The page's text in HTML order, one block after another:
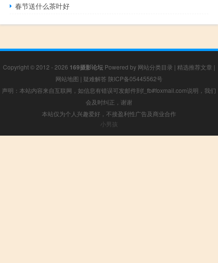
春节送什么茶叶好
Copyright © 2012 - 2026 169摄影论坛 Powered by 网站分类目录 | 精选推荐文章 |
网站地图 | 疑难解答 陕ICP备05445562号
声明：本站内容来自互联网，如信息有错误可发邮件到f_fb#foxmail.com说明，我们
会及时纠正，谢谢
本站仅为个人兴趣爱好，不接盈利性广告及商业合作
小男孩